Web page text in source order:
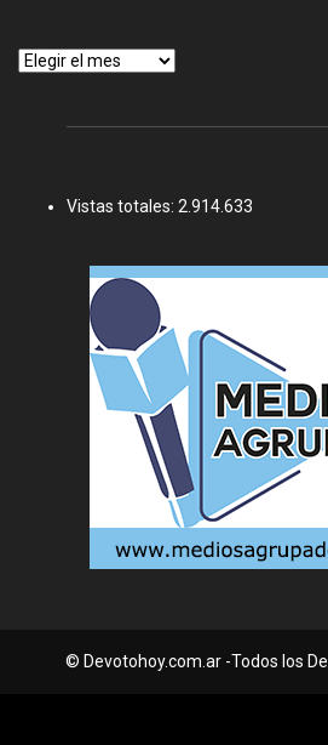
Archivos
Vistas totales: 2.914.633
© Devotohoy.com.ar -Todos los